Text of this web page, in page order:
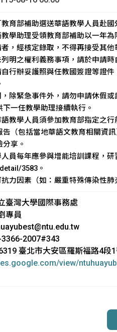
育部補助選送華語教學人員赴
學助理受領教育部補助以一年為
，經核定錄取，不得再接受其
明之權利義務事項，請於申請
行辦妥護照與任教國簽證等證
除緊急事件外，請勿申請休假
下一任教學助理接續執行。
語教學人員須參加教育部指定之
告（包括當地華語文教育相關資
享。
人員每年應參與增能培訓課程，
3583。
力因素（如：嚴重特殊傳染性
臺灣大學國際事務處
專員
2007#343
臺北市大安區羅斯福路4段
view/